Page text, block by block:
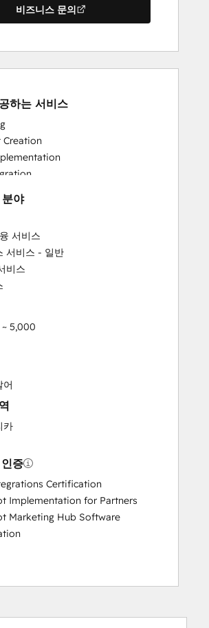
비즈니스 문의
하는 서비스
Creation
Marketing Services
Onboarding
Marketing Alignment
Optimization
야
서비스
서비스 - 일반
비스
5,000
어
카
증
Certification
Implementation for Partners
Marketing Hub Software
Marketing Software
Sales Hub Software
Solutions Partner